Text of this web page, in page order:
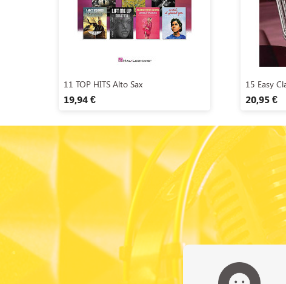
 Aperçu rapide
11 TOP HITS Alto Sax
19,94 €
15 Easy
20,95 €